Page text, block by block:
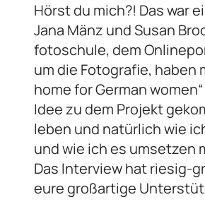
Hörst du mich?! Das war
Jana Mänz und Susan
fotoschule, dem
um die Fotografie, haben
home for German
Idee zu dem Projekt
leben und natürlich wie
und wie ich es umsetzen
Das Interview hat riesig-
eure großartige